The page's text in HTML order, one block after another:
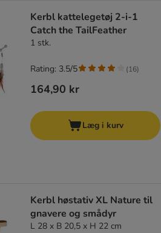
Kerbl kattelegetøj 2-i-1
Catch the TailFeather
1 stk.
164,90 kr
Rating: 3.5/5 (16)
Læg i kurv
Kerbl høstativ XL Nature til
gnavere og smådyr
L 28 x B 20,5 x H 22 cm